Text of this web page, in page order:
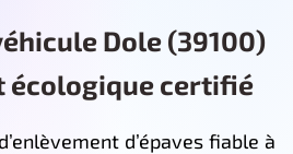
Dole (39100)
écologique certifié
d’épaves fiable à